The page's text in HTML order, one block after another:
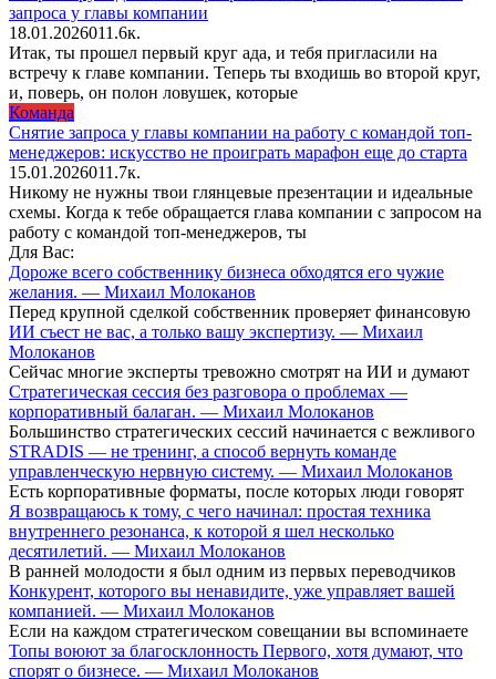
запроса у главы компании
18.01.2026011.6к.
Итак, ты прошел первый круг ада, и тебя пригласили на
встречу к главе компании. Теперь ты входишь во второй круг,
и, поверь, он полон ловушек, которые
Команда
Снятие запроса у главы компании на работу с командой топ-
менеджеров: искусство не проиграть марафон еще до старта
15.01.2026011.7к.
Никому не нужны твои глянцевые презентации и идеальные
схемы. Когда к тебе обращается глава компании с запросом на
работу с командой топ-менеджеров, ты
Для Вас:
Дороже всего собственнику бизнеса обходятся его чужие
желания. — Михаил Молоканов
Перед крупной сделкой собственник проверяет финансовую
ИИ съест не вас, а только вашу экспертизу. — Михаил
Молоканов
Сейчас многие эксперты тревожно смотрят на ИИ и думают
Стратегическая сессия без разговора о проблемах —
корпоративный балаган. — Михаил Молоканов
Большинство стратегических сессий начинается с вежливого
STRADIS — не тренинг, а способ вернуть команде
управленческую нервную систему. — Михаил Молоканов
Есть корпоративные форматы, после которых люди говорят
Я возвращаюсь к тому, с чего начинал: простая техника
внутреннего резонанса, к которой я шел несколько
десятилетий. — Михаил Молоканов
В ранней молодости я был одним из первых переводчиков
Конкурент, которого вы ненавидите, уже управляет вашей
компанией. — Михаил Молоканов
Если на каждом стратегическом совещании вы вспоминаете
Топы воюют за благосклонность Первого, хотя думают, что
спорят о бизнесе. — Михаил Молоканов